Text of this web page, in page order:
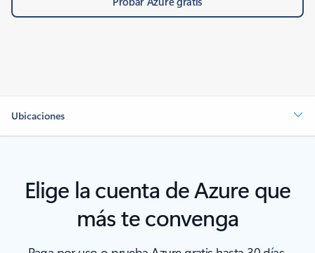
Ubicaciones
Elige la cuenta de Azure que
más te convenga